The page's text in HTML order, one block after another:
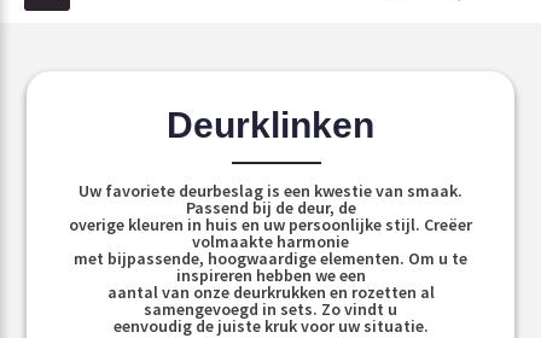
Deurklinken
Uw favoriete deurbeslag is een kwestie van smaak.
Passend bij de deur, de
overige kleuren in huis en uw persoonlijke stijl. Creëer
volmaakte harmonie
met bijpassende, hoogwaardige elementen. Om u te
inspireren hebben we een
aantal van onze deurkrukken en rozetten al
samengevoegd in sets. Zo vindt u
eenvoudig de juiste kruk voor uw situatie.